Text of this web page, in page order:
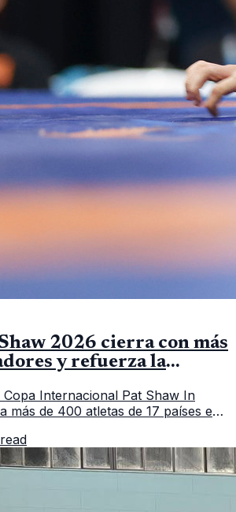
2026 cierra con más
y refuerza la
Copa Internacional Pat Shaw In
más de 400 atletas de 17 países en
según el balance oficial de CDAG.